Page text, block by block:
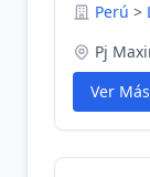
Perú >
Pj
Ver Más